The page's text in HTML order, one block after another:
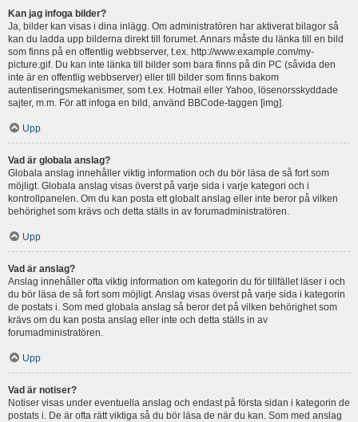
Kan jag infoga bilder?
Ja, bilder kan visas i dina inlägg. Om administratören har aktiverat bilagor så
kan du ladda upp bilderna direkt till forumet. Annars måste du länka till en bild
som finns på en offentlig webbserver, t.ex. http://www.example.com/my-
picture.gif. Du kan inte länka till bilder som bara finns på din PC (såvida den
inte är en offentlig webbserver) eller till bilder som finns bakom
autentiseringsmekanismer, som t.ex. Hotmail eller Yahoo, lösenorsskyddade
sajter, m.m. För att infoga en bild, använd BBCode-taggen [img].
Upp
Vad är globala anslag?
Globala anslag innehåller viktig information och du bör läsa de så fort som
möjligt. Globala anslag visas överst på varje sida i varje kategori och i
kontrollpanelen. Om du kan posta ett globalt anslag eller inte beror på vilken
behörighet som krävs och detta ställs in av forumadministratören.
Upp
Vad är anslag?
Anslag innehåller ofta viktig information om kategorin du för tillfället läser i och
du bör läsa de så fort som möjligt. Anslag visas överst på varje sida i kategorin
de postats i. Som med globala anslag så beror det på vilken behörighet som
krävs om du kan posta anslag eller inte och detta ställs in av
forumadministratören.
Upp
Vad är notiser?
Notiser visas under eventuella anslag och endast på första sidan i kategorin de
postats i. De är ofta rätt viktiga så du bör läsa de när du kan. Som med anslag